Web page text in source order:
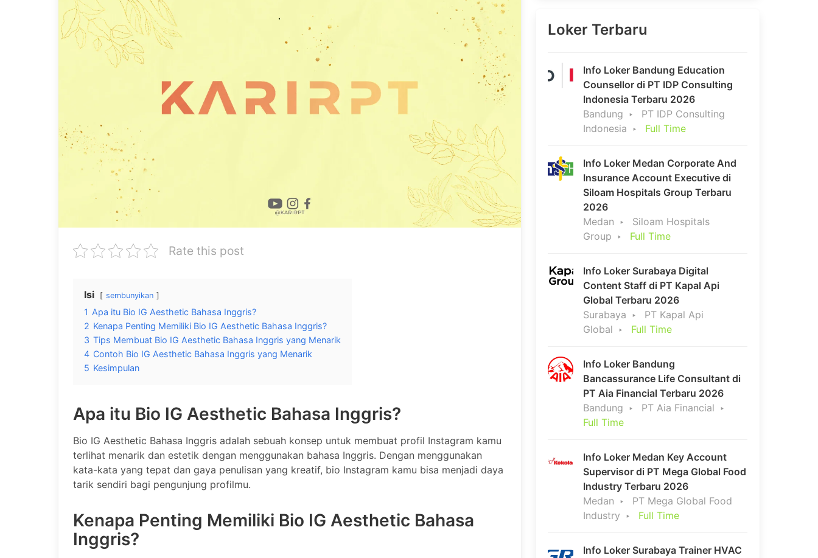
Rate this post
Isi sembunyikan
1 Apa itu Bio IG Aesthetic Bahasa Inggris?
2 Kenapa Penting Memiliki Bio IG Aesthetic Bahasa Inggris?
3 Tips Membuat Bio IG Aesthetic Bahasa Inggris yang Menarik
4 Contoh Bio IG Aesthetic Bahasa Inggris yang Menarik
5 Kesimpulan
Apa itu Bio IG Aesthetic Bahasa Inggris?
Bio IG Aesthetic Bahasa Inggris adalah sebuah konsep untuk membuat profil Instagram kamu
terlihat menarik dan estetik dengan menggunakan bahasa Inggris. Dengan menggunakan
kata-kata yang tepat dan gaya penulisan yang kreatif, bio Instagram kamu bisa menjadi daya
tarik sendiri bagi pengunjung profilmu.
Kenapa Penting Memiliki Bio IG Aesthetic Bahasa
Inggris?
Loker Terbaru
Info Loker Bandung Education
Counsellor di PT IDP Consulting
Indonesia Terbaru 2026
Bandung
PT IDP Consulting
Indonesia
Full Time
Info Loker Medan Corporate And
Insurance Account Executive di
Siloam Hospitals Group Terbaru
2026
Medan
Siloam Hospitals
Group
Full Time
Info Loker Surabaya Digital
Content Staff di PT Kapal Api
Global Terbaru 2026
Surabaya
PT Kapal Api
Global
Full Time
Info Loker Bandung
Bancassurance Life Consultant di
PT Aia Financial Terbaru 2026
Bandung
PT Aia Financial
Full Time
Info Loker Medan Key Account
Supervisor di PT Mega Global Food
Industry Terbaru 2026
Medan
PT Mega Global Food
Industry
Full Time
Info Loker Surabaya Trainer HVAC